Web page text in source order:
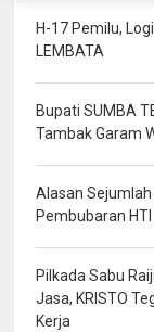
H-17 Pemilu,
LEMBATA
Bupati SUMBA
Tambak Garam
Alasan
Pembubaran HTI
Pilkada Sabu
Jasa, KRISTO
Kerja